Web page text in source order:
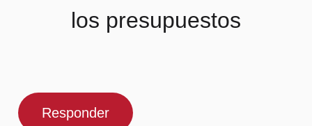
los presupuestos
Responder